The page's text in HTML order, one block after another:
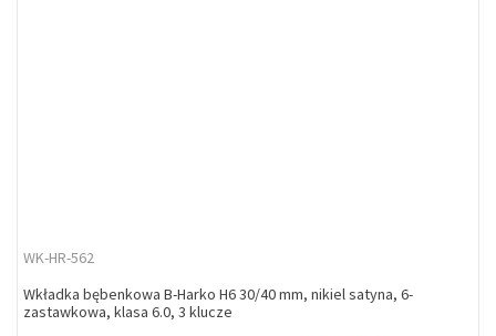
WK-HR-562
Wkładka bębenkowa B-Harko H6 30/40 mm, nikiel satyna, 6-
zastawkowa, klasa 6.0, 3 klucze